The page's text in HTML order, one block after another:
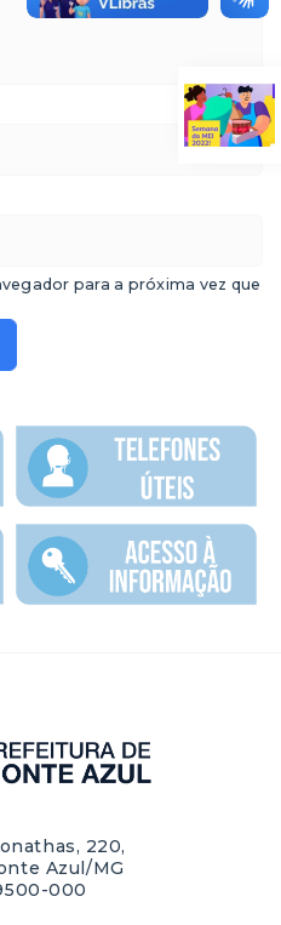
para a próxima vez que
220,
Azul/MG
000